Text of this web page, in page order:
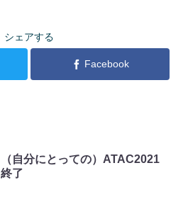
シェアする
Facebook
（自分にとっての）ATAC2021
終了